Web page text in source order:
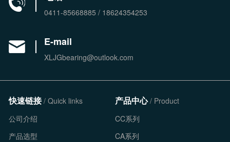
0411-85668885 / 18624354253
E-mail
XLJGbearing@outlook.com
快速链接/ Quick links
公司介绍
产品选型
产品中心/ Product
CC系列
CA系列